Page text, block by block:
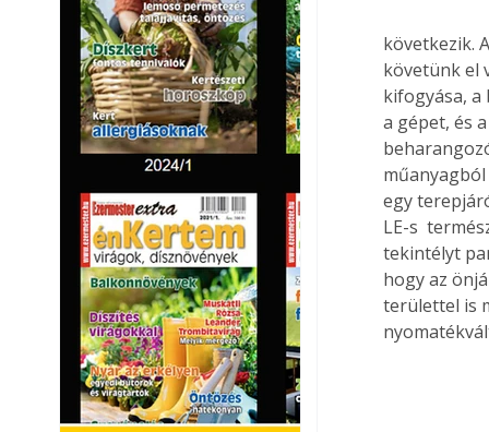
következik.
követünk el
kifogyása,
a gépet, és
egy
LE-s 
tekintélyt
hogy az
területtel is